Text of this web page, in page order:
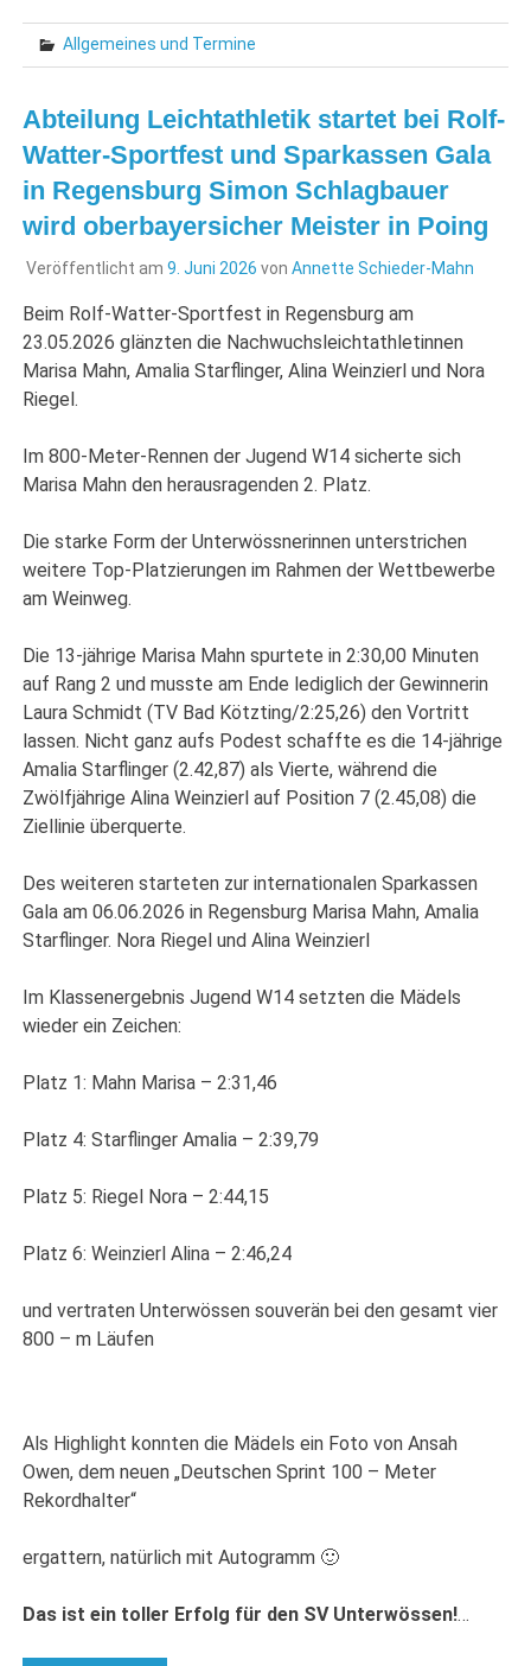
Allgemeines und Termine
Abteilung Leichtathletik startet bei Rolf-
Watter-Sportfest und Sparkassen Gala
in Regensburg Simon Schlagbauer
wird oberbayersicher Meister in Poing
Veröffentlicht am 9. Juni 2026 von Annette Schieder-Mahn
Beim Rolf-Watter-Sportfest in Regensburg am
23.05.2026 glänzten die Nachwuchsleichtathletinnen
Marisa Mahn, Amalia Starflinger, Alina Weinzierl und Nora
Riegel.
Im 800-Meter-Rennen der Jugend W14 sicherte sich
Marisa Mahn den herausragenden 2. Platz.
Die starke Form der Unterwössnerinnen unterstrichen
weitere Top-Platzierungen im Rahmen der Wettbewerbe
am Weinweg.
Die 13-jährige Marisa Mahn spurtete in 2:30,00 Minuten
auf Rang 2 und musste am Ende lediglich der Gewinnerin
Laura Schmidt (TV Bad Kötzting/2:25,26) den Vortritt
lassen. Nicht ganz aufs Podest schaffte es die 14-jährige
Amalia Starflinger (2.42,87) als Vierte, während die
Zwölfjährige Alina Weinzierl auf Position 7 (2.45,08) die
Ziellinie überquerte.
Des weiteren starteten zur internationalen Sparkassen
Gala am 06.06.2026 in Regensburg Marisa Mahn, Amalia
Starflinger. Nora Riegel und Alina Weinzierl
Im Klassenergebnis Jugend W14 setzten die Mädels
wieder ein Zeichen:
Platz 1: Mahn Marisa – 2:31,46
Platz 4: Starflinger Amalia – 2:39,79
Platz 5: Riegel Nora – 2:44,15
Platz 6: Weinzierl Alina – 2:46,24
und vertraten Unterwössen souverän bei den gesamt vier
800 – m Läufen
Als Highlight konnten die Mädels ein Foto von Ansah
Owen, dem neuen „Deutschen Sprint 100 – Meter
Rekordhalter“
ergattern, natürlich mit Autogramm 🙂
Das ist ein toller Erfolg für den SV Unterwössen!…